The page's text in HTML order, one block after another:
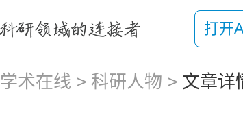
打开
学术在线 > 科研人物 > 文章详